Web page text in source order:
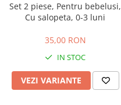
Set 2 piese, Pentru bebelusi,
Cu salopeta, 0-3 luni
35,00 RON
IN STOC
VEZI VARIANTE